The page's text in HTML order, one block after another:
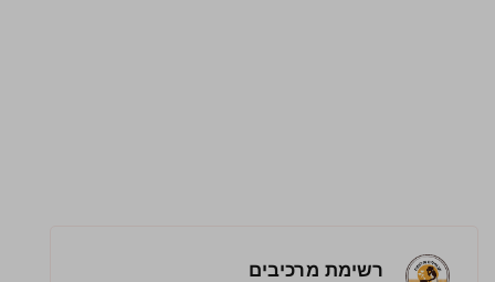
רשימת מרכיבים